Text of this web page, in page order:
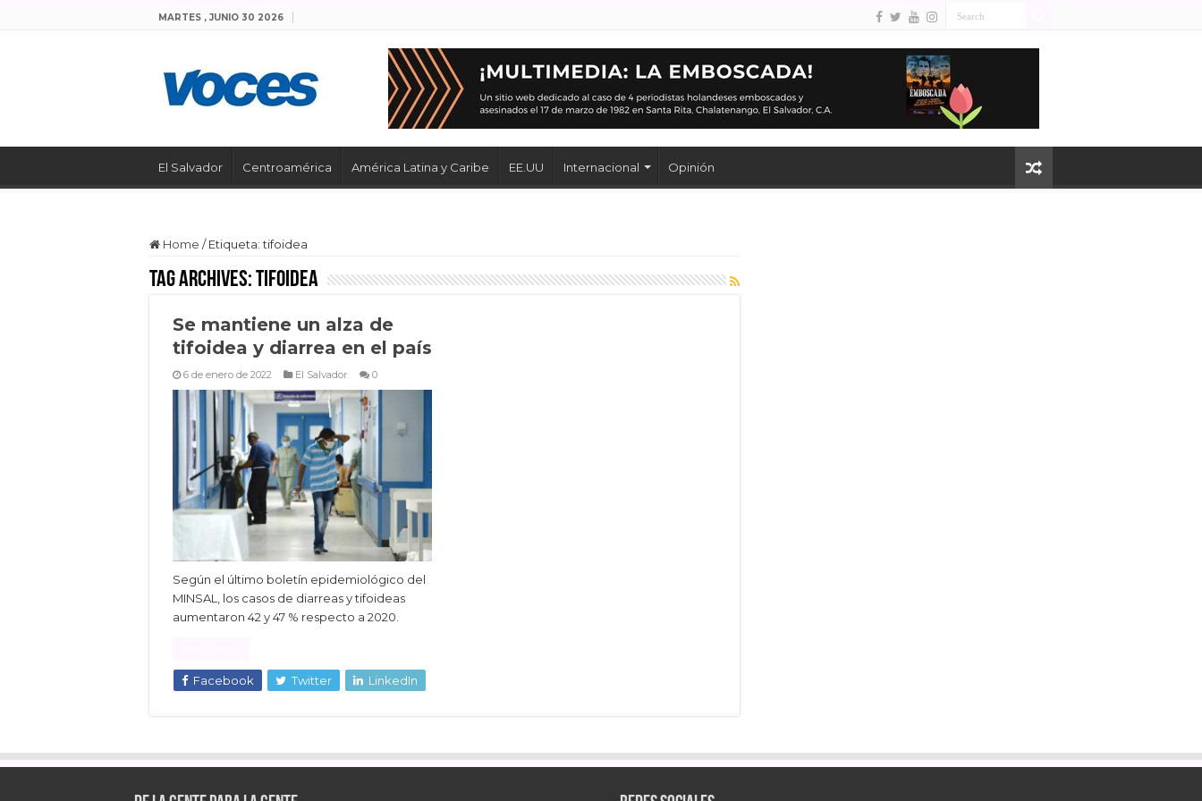
MARTES , JUNIO 30 2026
El Salvador Centroamérica América Latina y Caribe EE.UU Internacional Opinión
Home / Etiqueta:tifoidea
Tag Archives:tifoidea
Se mantiene un alza de
tifoidea y diarrea en el país
6 de enero de 2022 El Salvador 0
Según el último boletín epidemiológico del
MINSAL, los casos de diarreas y tifoideas
aumentaron 42 y 47 % respecto a 2020.
Facebook Twitter LinkedIn